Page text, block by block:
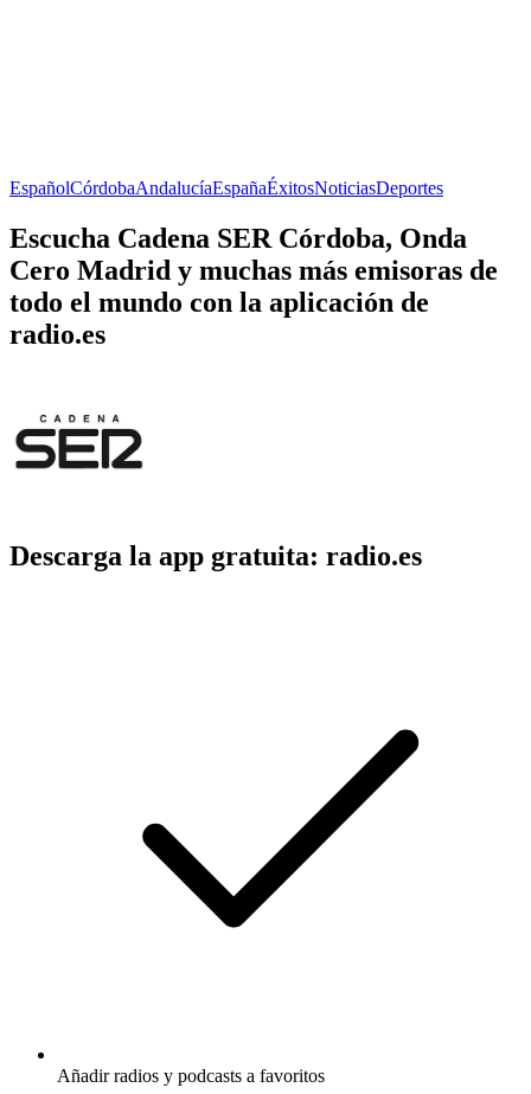
EspañolCórdobaAndalucíaEspañaÉxitosNoticiasDeportes
Escucha Cadena SER Córdoba, Onda
Cero Madrid y muchas más emisoras de
todo el mundo con la aplicación de
radio.es
Descarga la app gratuita: radio.es
Añadir radios y podcasts a favoritos